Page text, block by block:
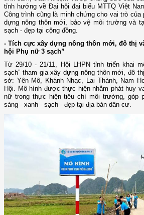
tỉnh hướng về Đại hội đại biểu MTTQ Việt
Công trình cũng là minh chứng cho vai trò
dựng nông thôn mới, bảo vệ môi trường và
sạch - đẹp tại cộng đồng.
- Tích cực xây dựng nông thôn mới, đô thị
hội Phụ nữ 3 sạch”
Từ 29/10 - 21/11, Hội LHPN tỉnh triển khai
sạch” tham gia xây dựng nông thôn mới, đô
sở: Yên Mô, Khánh Nhạc, Lai Thành, Nam
Hội. Mô hình được thực hiện nhằm phát huy
nữ trong thực hiện tiêu chí môi trường, góp
sáng - xanh - sạch - đẹp tại địa bàn dân cư.